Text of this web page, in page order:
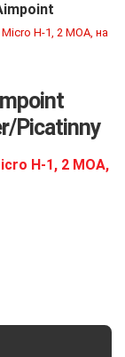
H-1, 2 МОА, на
Picatinny